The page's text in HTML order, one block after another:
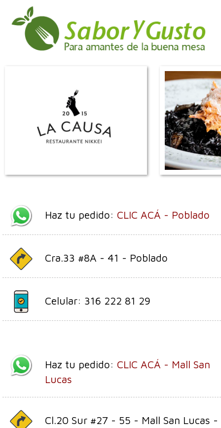
Haz tu pedido: CLIC ACÁ - Poblado
Cra.33 #8A - 41 - Poblado
Celular: 316 222 81 29
Haz tu pedido: CLIC ACÁ - Mall San
Lucas
Cl.20 Sur #27 - 55 - Mall San Lucas -